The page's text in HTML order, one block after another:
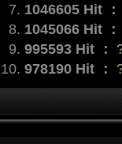
1046605 Hit
1045066 Hit
995593 Hit ：
978190 Hit ：